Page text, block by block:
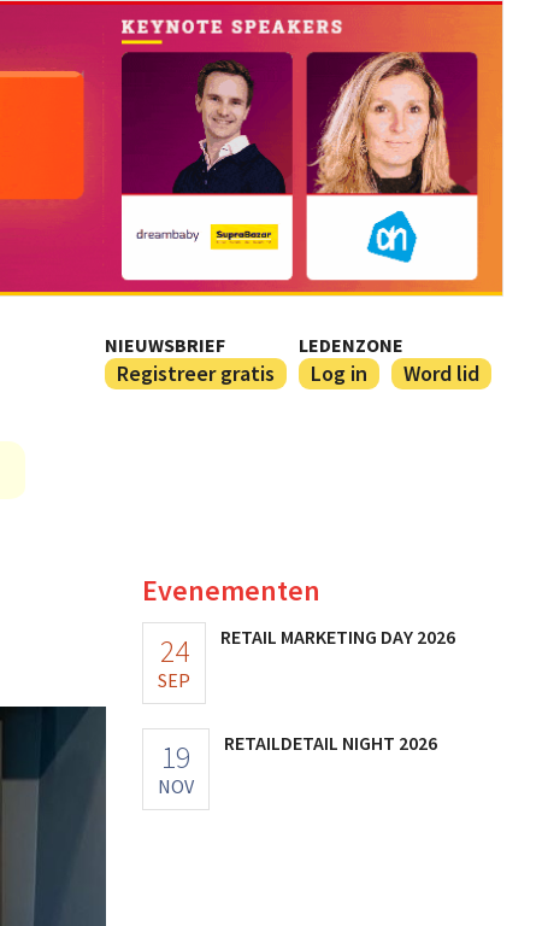
NIEUWSBRIEF
Registreer gratis
LEDENZONE
Log in Word lid
Evenementen
24
SEP
RETAIL MARKETING DAY 2026
19
NOV
RETAILDETAIL NIGHT 2026